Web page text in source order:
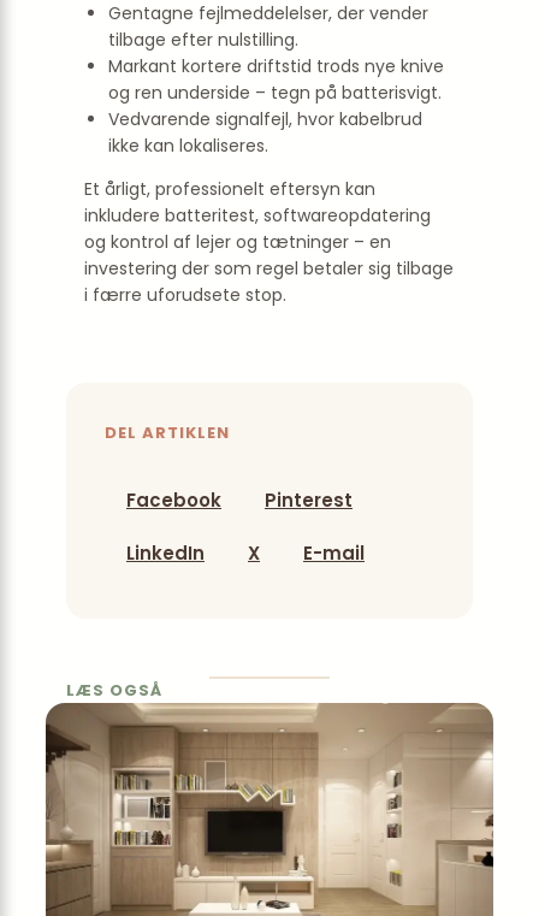
Gentagne fejlmeddelelser, der vender
tilbage efter nulstilling.
Markant kortere driftstid trods nye knive
og ren underside – tegn på batterisvigt.
Vedvarende signalfejl, hvor kabelbrud
ikke kan lokaliseres.
Et årligt, professionelt eftersyn kan
inkludere batteritest, softwareopdatering
og kontrol af lejer og tætninger – en
investering der som regel betaler sig tilbage
i færre uforudsete stop.
DEL ARTIKLEN
Facebook Pinterest
LinkedIn X E-mail
LÆS OGSÅ